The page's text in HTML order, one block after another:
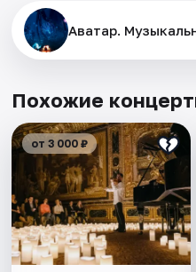
Аватар.
Похожие
от 3 000 ₽